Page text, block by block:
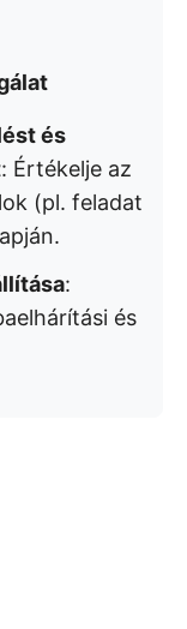
és
: Értékelje az
(pl. feladat
:
és